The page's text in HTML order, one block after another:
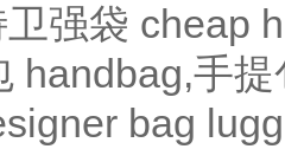
强袋 cheap
handbag,手提
bag